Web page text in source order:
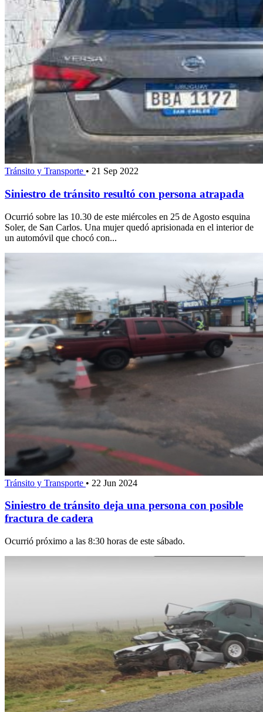
Tránsito y Transporte • 21 Sep 2022
Siniestro de tránsito resultó con persona atrapada
Ocurrió sobre las 10.30 de este miércoles en 25 de Agosto esquina
Soler, de San Carlos. Una mujer quedó aprisionada en el interior de
un automóvil que chocó con...
Tránsito y Transporte • 22 Jun 2024
Siniestro de tránsito deja una persona con posible
fractura de cadera
Ocurrió próximo a las 8:30 horas de este sábado.